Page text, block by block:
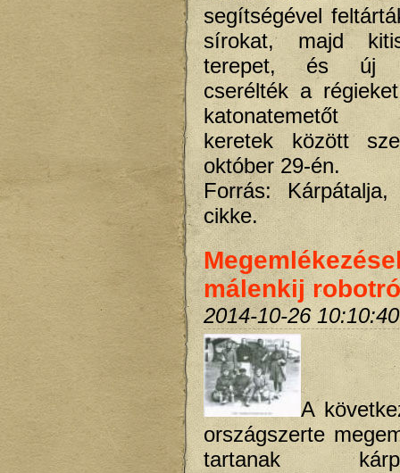
segítségével
sírokat, majd
terepet, és új
cserélték a
katonatemetőt
keretek között
október 29-én.
Forrás:
cikke.
málenkij
2014-10-26 10:10:40
A
országszerte
tartanak